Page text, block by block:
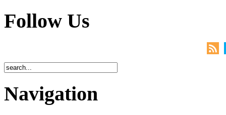
Follow Us
Navigation